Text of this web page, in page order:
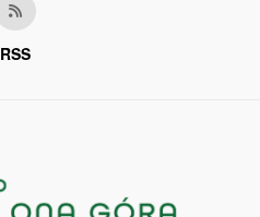
RSS